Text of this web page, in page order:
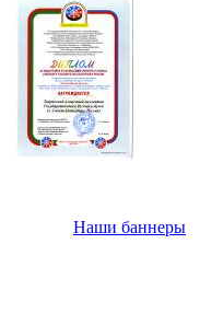
Наши баннеры